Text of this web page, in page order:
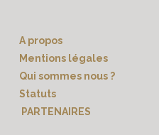
A propos
Mentions légales
Qui sommes nous ?
Statuts
PARTENAIRES